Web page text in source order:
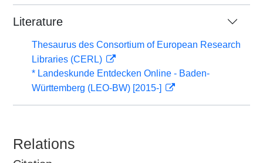
Literature
Thesaurus des Consortium of European Research
Libraries (CERL)
* Landeskunde Entdecken Online - Baden-
Württemberg (LEO-BW) [2015-]
Relations